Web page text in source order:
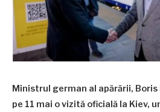
Ministrul german al apărării,
pe 11 mai o vizită oficială la Kiev,